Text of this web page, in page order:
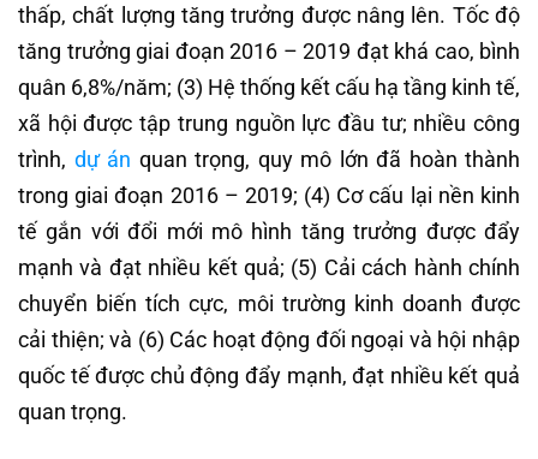
thấp, chất lượng tăng trưởng được nâng lên. Tốc độ
tăng trưởng giai đoạn 2016 – 2019 đạt khá cao, bình
quân 6,8%/năm; (3) Hệ thống kết cấu hạ tầng kinh tế,
xã hội được tập trung nguồn lực đầu tư; nhiều công
trình, dự án quan trọng, quy mô lớn đã hoàn thành
trong giai đoạn 2016 – 2019; (4) Cơ cấu lại nền kinh
tế gắn với đổi mới mô hình tăng trưởng được đẩy
mạnh và đạt nhiều kết quả; (5) Cải cách hành chính
chuyển biến tích cực, môi trường kinh doanh được
cải thiện; và (6) Các hoạt động đối ngoại và hội nhập
quốc tế được chủ động đẩy mạnh, đạt nhiều kết quả
quan trọng.